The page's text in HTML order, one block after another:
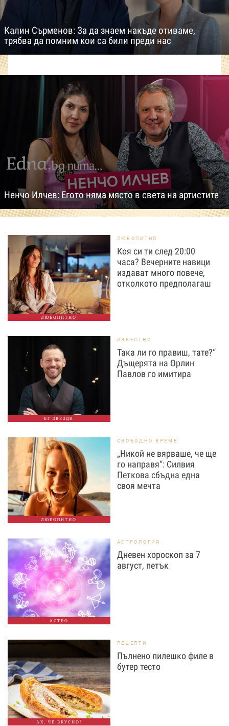
Калин Сърменов: За да знаем накъде отиваме,
трябва да помним кои са били преди нас
Ненчо Илчев: Егото няма място в света на артистите
ЛЮБОПИТНО
ЛЮБОПИТНО
Коя си ти след 20:00
часа? Вечерните навици
издават много повече,
отколкото предполагаш
БГ ЗВЕЗДИ
ИЗВЕСТНИ
Така ли го правиш, тате?“
Дъщерята на Орлин
Павлов го имитира
ЛЮБОПИТНО
СВОБОДНО ВРЕМЕ
„Никой не вярваше, че ще
го направя“: Силвия
Петкова сбъдна една
своя мечта
АСТРО
АСТРОЛОГИЯ
Дневен хороскоп за 7
август, петък
АХ, ЧЕ ВКУСНО!
РЕЦЕПТИ
Пълнено пилешко филе в
бутер тесто